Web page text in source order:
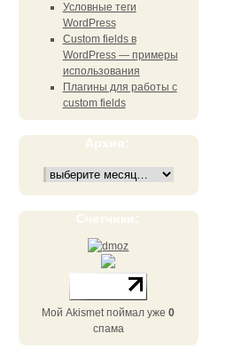
Условные теги
WordPress
Custom fields в
WordPress — примеры
использования
Плагины для работы с
custom fields
Архив:
Счетчики:
Мой Akismet поймал уже0
спама